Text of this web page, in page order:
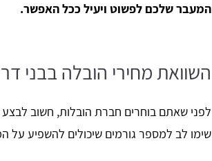
המעבר שלכם לפשוט ויעיל ככל האפשר.
השוואת מחירי הובלה בבני
לפני שאתם בוחרים חברת הובלות, חשוב לבצע
שימו לב למספר גורמים שיכולים להשפיע על